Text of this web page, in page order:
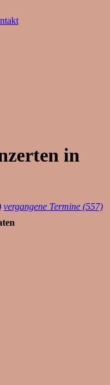
in
vergangene Termine (557)